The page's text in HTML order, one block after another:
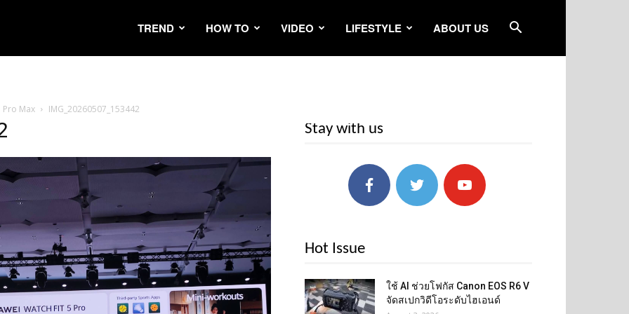
TREND HOW TO VIDEO LIFESTYLE ABOUT US
Max IMG_20260507_153442
Stay with us
Hot Issue
ใช้ AI ช่วยโฟกัส Canon EOS R6 V
จัดสเปกวิดีโอระดับไฮเอนด์